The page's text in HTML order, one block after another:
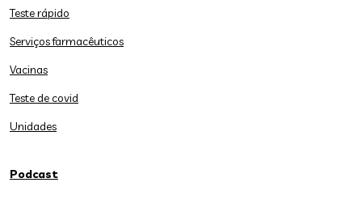
Teste rápido
Serviços farmacêuticos
Vacinas
Teste de covid
Unidades
Podcast